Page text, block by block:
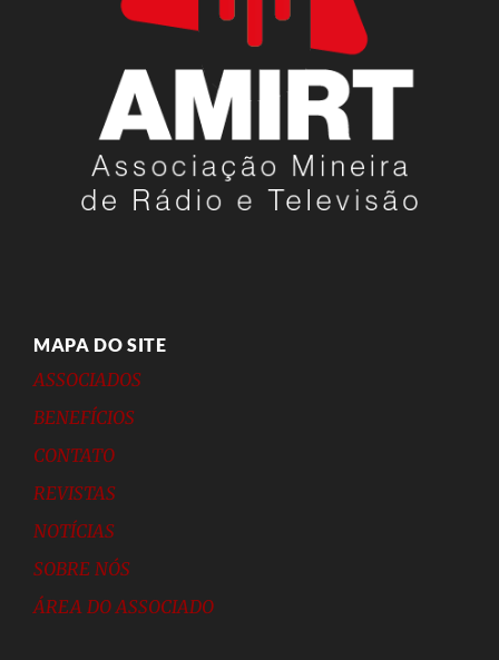
MAPA DO SITE
ASSOCIADOS
BENEFÍCIOS
CONTATO
REVISTAS
NOTÍCIAS
SOBRE NÓS
ÁREA DO ASSOCIADO